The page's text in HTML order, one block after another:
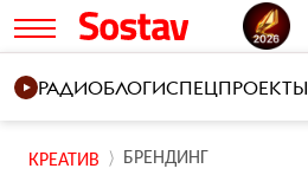
РАДИОБЛОГИСПЕЦПРОЕКТЫ
КРЕАТИВ БРЕНДИНГ